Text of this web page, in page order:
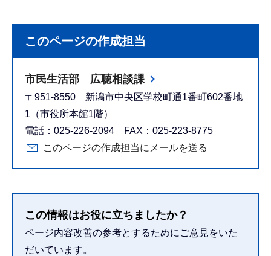
このページの作成担当
市民生活部 広聴相談課
〒951-8550 新潟市中央区学校町通1番町602番地
1（市役所本館1階）
電話：025-226-2094 FAX：025-223-8775
このページの作成担当にメールを送る
この情報はお役に立ちましたか？
ページ内容改善の参考とするためにご意見をいた
だいています。